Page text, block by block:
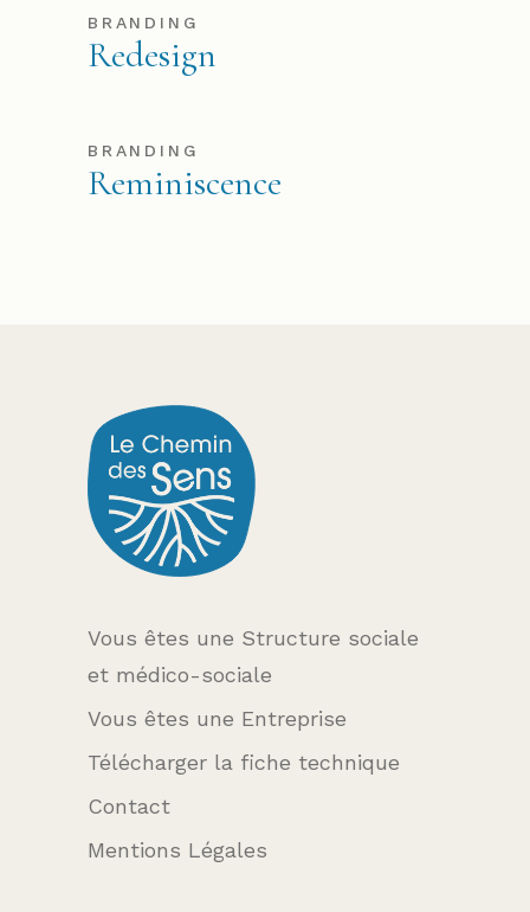
BRANDING
Redesign
BRANDING
Reminiscence
Vous êtes une Structure sociale
et médico-sociale
Vous êtes une Entreprise
Télécharger la fiche technique
Contact
Mentions Légales